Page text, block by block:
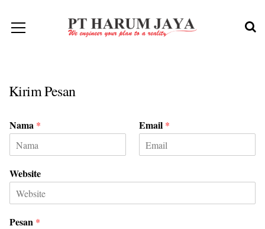
Kirim Pesan
Nama * Email *
Website
Pesan *